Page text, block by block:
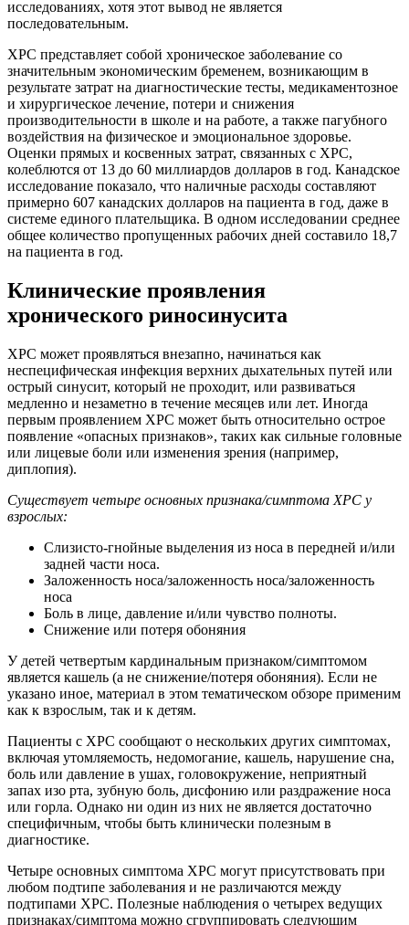
исследованиях, хотя этот вывод не является
последовательным.
ХРС представляет собой хроническое заболевание со
значительным экономическим бременем, возникающим в
результате затрат на диагностические тесты, медикаментозное
и хирургическое лечение, потери и снижения
производительности в школе и на работе, а также пагубного
воздействия на физическое и эмоциональное здоровье.
Оценки прямых и косвенных затрат, связанных с ХРС,
колеблются от 13 до 60 миллиардов долларов в год. Канадское
исследование показало, что наличные расходы составляют
примерно 607 канадских долларов на пациента в год, даже в
системе единого плательщика. В одном исследовании среднее
общее количество пропущенных рабочих дней составило 18,7
на пациента в год.
Клинические проявления
хронического риносинусита
ХРС может проявляться внезапно, начинаться как
неспецифическая инфекция верхних дыхательных путей или
острый синусит, который не проходит, или развиваться
медленно и незаметно в течение месяцев или лет. Иногда
первым проявлением ХРС может быть относительно острое
появление «опасных признаков», таких как сильные головные
или лицевые боли или изменения зрения (например,
диплопия).
Существует четыре основных признака/симптома ХРС у
взрослых:
Слизисто-гнойные выделения из носа в передней и/или
задней части носа.
Заложенность носа/заложенность носа/заложенность
носа
Боль в лице, давление и/или чувство полноты.
Снижение или потеря обоняния
У детей четвертым кардинальным признаком/симптомом
является кашель (а не снижение/потеря обоняния). Если не
указано иное, материал в этом тематическом обзоре применим
как к взрослым, так и к детям.
Пациенты с ХРС сообщают о нескольких других симптомах,
включая утомляемость, недомогание, кашель, нарушение сна,
боль или давление в ушах, головокружение, неприятный
запах изо рта, зубную боль, дисфонию или раздражение носа
или горла. Однако ни один из них не является достаточно
специфичным, чтобы быть клинически полезным в
диагностике.
Четыре основных симптома ХРС могут присутствовать при
любом подтипе заболевания и не различаются между
подтипами ХРС. Полезные наблюдения о четырех ведущих
признаках/симптома можно сгруппировать следующим